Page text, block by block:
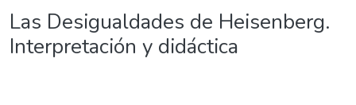
Las Desigualdades de Heisenberg.
Interpretación y didáctica